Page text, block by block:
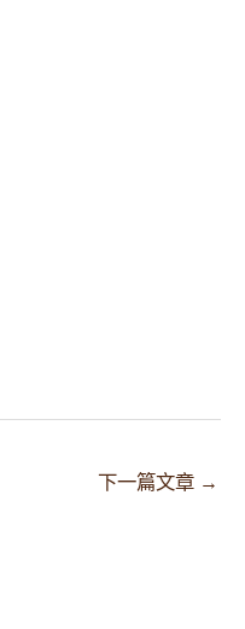
下一篇文章 →